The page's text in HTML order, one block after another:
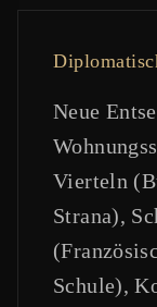
Neue
Vierteln
Strana),
Schule),